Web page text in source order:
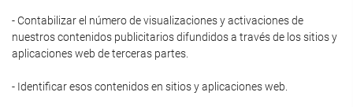
- Contabilizar el número de visualizaciones y activaciones de
nuestros contenidos publicitarios difundidos a través de los sitios y
aplicaciones web de terceras partes.
- Identificar esos contenidos en sitios y aplicaciones web.